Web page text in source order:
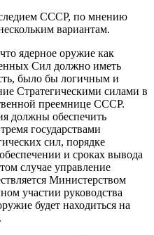
СССР, по мнению
вариантам.
ядерное оружие как
Сил должно иметь
было бы логичным и
Стратегическими силами в
преемнице СССР.
должны обеспечить
государствами
сил, порядке
и сроках вывода
случае управление
Министерством
участии руководства
будет находиться на